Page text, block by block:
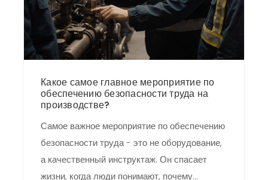
Какое самое главное мероприятие по
обеспечению безопасности труда на
производстве?
Самое важное мероприятие по обеспечению
безопасности труда - это не оборудование,
а качественный инструктаж. Он спасает
жизни, когда люди понимают, почему